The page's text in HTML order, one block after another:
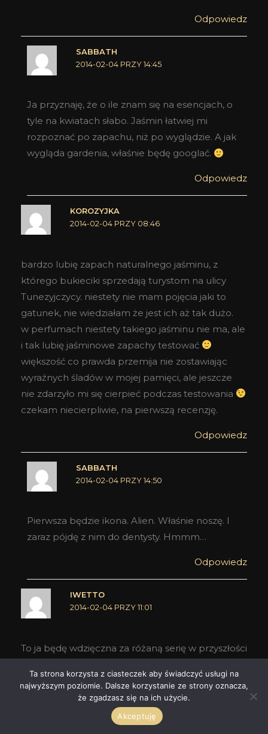
Odpowiedz
SABBATH
2014-02-04 PRZY 14:45
Ja przyznaję, że o ile znam się na esencjach, o
tyle na kwiatach słabo. Jaśmin łatwiej mi
rozpoznać po zapachu, niż po wyglądzie. A jak
wygląda gardenia, właśnie będę googlać.
Odpowiedz
KOROZYJKA
2014-02-04 PRZY 08:46
bardzo lubię zapach naturalnego jaśminu, z
którego bukieciki sprzedają turystom na ulicy
Tunezyjczycy. niestety nie mam pojęcia jaki to
gatunek, nie wiedziałam że jest ich aż tak dużo.
w perfumach niestety takiego jaśminu nie ma, ale
i tak lubię jaśminowe zapachy testować
większość co prawda przemija nie zostawiając
wyraźnych śladów w mojej pamięci, ale jeszcze
nie zdarzyło mi się cierpieć podczas testowania
czekam niecierpliwie, na pierwszą recenzję.
Odpowiedz
SABBATH
2014-02-04 PRZY 14:50
Pierwsza będzie ikona. Alien. Właśnie noszę. I
zaraz pójdę z nim do dentysty. Hmmm…
Odpowiedz
IWETTO
2014-02-04 PRZY 11:01
To ja będę wdzięczna za różaną serię w przyszłości
Odpowiedz
SABBATH
Ta strona korzysta z ciasteczek aby świadczyć usługi na
najwyższym poziomie. Dalsze korzystanie ze strony oznacza,
że zgadzasz się na ich użycie.
Akceptuję